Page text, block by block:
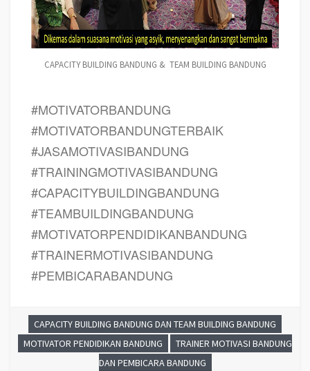
CAPACITY BUILDING BANDUNG & TEAM BUILDING BANDUNG
#MOTIVATORBANDUNG
#MOTIVATORBANDUNGTERBAIK
#JASAMOTIVASIBANDUNG
#TRAININGMOTIVASIBANDUNG
#CAPACITYBUILDINGBANDUNG
#TEAMBUILDINGBANDUNG
#MOTIVATORPENDIDIKANBANDUNG
#TRAINERMOTIVASIBANDUNG
#PEMBICARABANDUNG
CAPACITY BUILDING BANDUNG DAN TEAM BUILDING BANDUNG
MOTIVATOR PENDIDIKAN BANDUNG
TRAINER MOTIVASI BANDUNG
DAN PEMBICARA BANDUNG